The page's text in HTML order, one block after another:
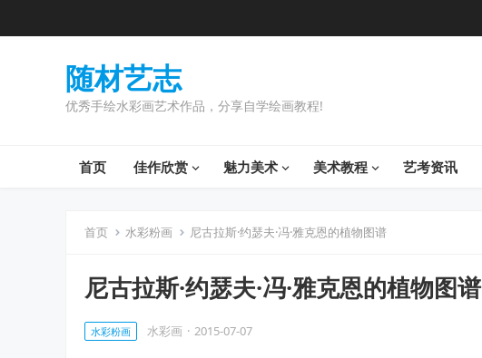
随材艺志
优秀手绘水彩画艺术作品，分享自学绘画教程!
首页 佳作欣赏 魅力美术 美术教程 艺考资讯
首页 水彩粉画 尼古拉斯·约瑟夫·冯·雅克恩的植物图谱
尼古拉斯·约瑟夫·冯·雅克恩的植物图谱
水彩粉画 水彩画 · 2015-07-07